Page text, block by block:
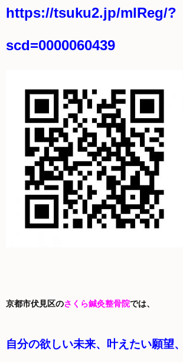
https://tsuku2.jp/mlReg/?
scd=0000060439
京都市伏見区のさくら鍼灸整骨院では、
自分の欲しい未来、叶えたい願望